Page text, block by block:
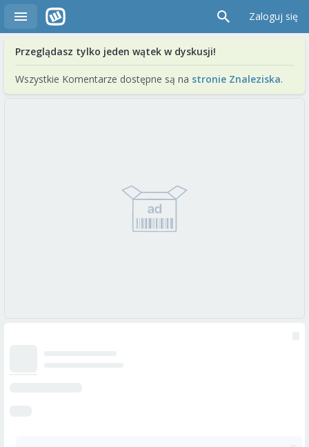
Zaloguj się
Przeglądasz tylko jeden wątek w dyskusji!
Wszystkie Komentarze dostępne są na stronie Znaleziska.